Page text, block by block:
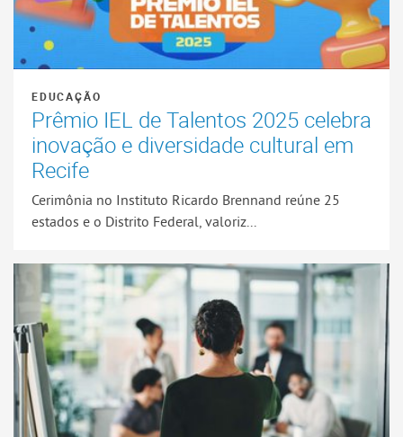
EDUCAÇÃO
Prêmio IEL de Talentos 2025 celebra
inovação e diversidade cultural em
Recife
Cerimônia no Instituto Ricardo Brennand reúne 25
estados e o Distrito Federal, valoriz...